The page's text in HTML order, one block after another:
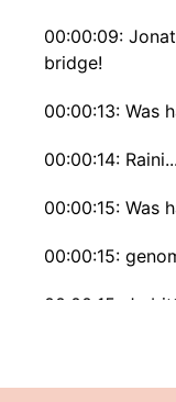
00:00:09:
bridge!
00:00:13: Was
00:00:14: Raini...
00:00:15: Was
00:00:15:
00:00:15: Ja